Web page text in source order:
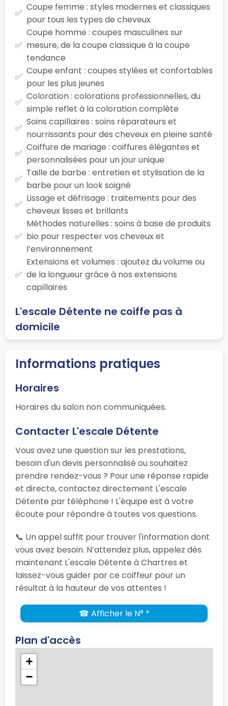
Coupe femme : styles modernes et classiques
pour tous les types de cheveux
Coupe homme : coupes masculines sur
mesure, de la coupe classique à la coupe
tendance
Coupe enfant : coupes stylées et confortables
pour les plus jeunes
Coloration : colorations professionnelles, du
simple reflet à la coloration complète
Soins capillaires : soins réparateurs et
nourrissants pour des cheveux en pleine santé
Coiffure de mariage : coiffures élégantes et
personnalisées pour un jour unique
Taille de barbe : entretien et stylisation de la
barbe pour un look soigné
Lissage et défrisage : traitements pour des
cheveux lisses et brillants
Méthodes naturelles : soins à base de produits
bio pour respecter vos cheveux et
l’environnement
Extensions et volumes : ajoutez du volume ou
de la longueur grâce à nos extensions
capillaires
L'escale Détente ne coiffe pas à
domicile
Informations pratiques
Horaires
Horaires du salon non communiquées.
Contacter L'escale Détente
Vous avez une question sur les prestations,
besoin d'un devis personnalisé ou souhaitez
prendre rendez-vous ? Pour une réponse rapide
et directe, contactez directement L'escale
Détente par téléphone ! L'équipe est à votre
écoute pour répondre à toutes vos questions.
📞 Un appel suffit pour trouver l'information dont
vous avez besoin. N’attendez plus, appelez dès
maintenant L'escale Détente à Chartres et
laissez-vous guider par ce coiffeur pour un
résultat à la hauteur de vos attentes !
☎ Afficher le N° *
Plan d'accès
+
−